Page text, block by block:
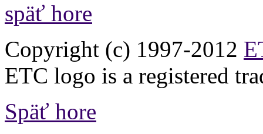
späť hore
Copyright (c) 1997-2012
ETC logo is a registered
Späť hore